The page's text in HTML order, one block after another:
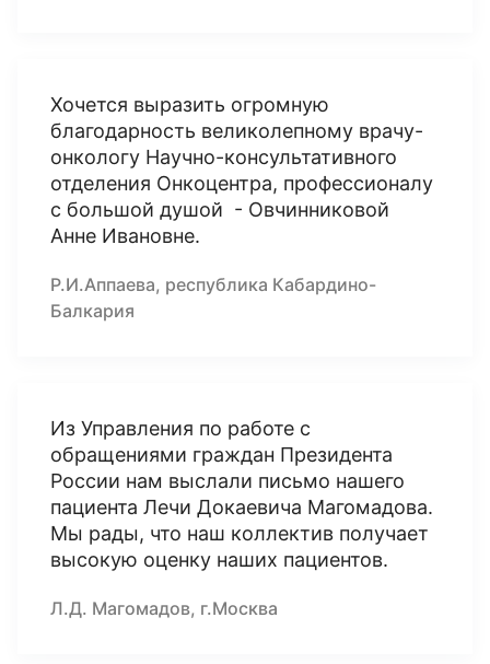
Хочется выразить огромную
благодарность великолепному врачу-
онкологу Научно-консультативного
отделения Онкоцентра, профессионалу
с большой душой - Овчинниковой
Анне Ивановне.
Р.И.Аппаева, республика Кабардино-
Балкария
Из Управления по работе с
обращениями граждан Президента
России нам выслали письмо нашего
пациента Лечи Докаевича Магомадова.
Мы рады, что наш коллектив получает
высокую оценку наших пациентов.
Л.Д. Магомадов, г.Москва